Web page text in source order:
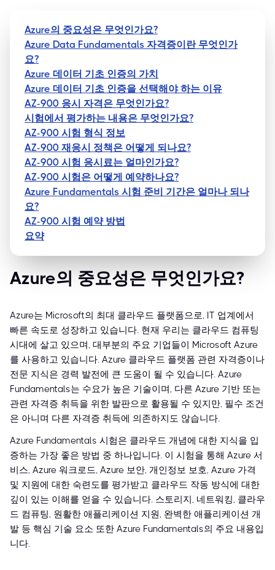
Azure의 중요성은 무엇인가요?
Azure Data Fundamentals 자격증이란 무엇인가
요?
Azure 데이터 기초 인증의 가치
Azure 데이터 기초 인증을 선택해야 하는 이유
AZ-900 응시 자격은 무엇인가요?
시험에서 평가하는 내용은 무엇인가요?
AZ-900 시험 형식 정보
AZ-900 재응시 정책은 어떻게 되나요?
AZ-900 시험 응시료는 얼마인가요?
AZ-900 시험은 어떻게 예약하나요?
Azure Fundamentals 시험 준비 기간은 얼마나 되나
요?
AZ-900 시험 예약 방법
요약
Azure의 중요성은 무엇인가요?
Azure는 Microsoft의 최대 클라우드 플랫폼으로, IT 업계에서
빠른 속도로 성장하고 있습니다. 현재 우리는 클라우드 컴퓨팅
시대에 살고 있으며, 대부분의 주요 기업들이 Microsoft Azure
를 사용하고 있습니다. Azure 클라우드 플랫폼 관련 자격증이나
전문 지식은 경력 발전에 큰 도움이 될 수 있습니다. Azure
Fundamentals는 수요가 높은 기술이며, 다른 Azure 기반 또는
관련 자격증 취득을 위한 발판으로 활용될 수 있지만, 필수 조건
은 아니며 다른 자격증 취득에 의존하지도 않습니다.
Azure Fundamentals 시험은 클라우드 개념에 대한 지식을 입
증하는 가장 좋은 방법 중 하나입니다. 이 시험을 통해 Azure 서
비스, Azure 워크로드, Azure 보안, 개인정보 보호, Azure 가격
및 지원에 대한 숙련도를 평가받고 클라우드 작동 방식에 대한
깊이 있는 이해를 얻을 수 있습니다. 스토리지, 네트워킹, 클라우
드 컴퓨팅, 원활한 애플리케이션 지원, 완벽한 애플리케이션 개
발 등 핵심 기술 요소 또한 Azure Fundamentals의 주요 내용입
니다.